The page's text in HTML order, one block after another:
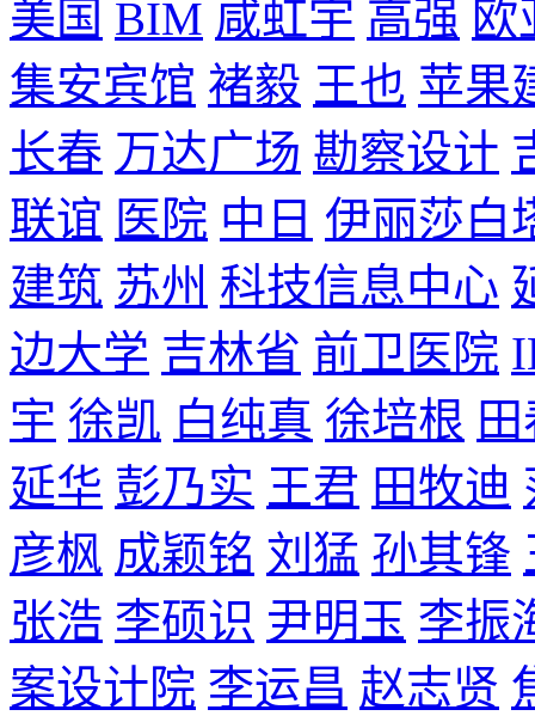
美国 BIM 咸虹宇 高强 欧
集安宾馆 褚毅 王也 苹果
长春 万达广场 勘察设计
联谊 医院 中日 伊丽莎白
建筑 苏州 科技信息中心
边大学 吉林省 前卫医院
宇 徐凯 白纯真 徐培根
延华 彭乃实 王君 田牧迪
彦枫 成颖铭 刘猛 孙其锋
张浩 李硕识 尹明玉 李振
案设计院 李运昌 赵志贤